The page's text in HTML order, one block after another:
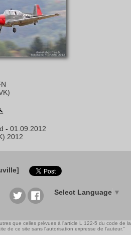
- 01.09.2012
2012
Select Language ▼
que celles prévues à l'article L 122-5 du code de la
de ce site sans l'autorisation expresse de l'auteur."